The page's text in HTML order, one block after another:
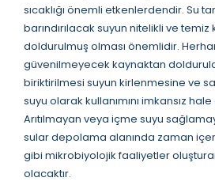
sıcaklığı önemli etkenlerdendir. Su
barındırılacak suyun nitelikli ve
doldurulmuş olması önemlidir.
güvenilmeyecek kaynaktan
biriktirilmesi suyun kirlenmesine ve
suyu olarak kullanımını imkansız
Arıtılmayan veya içme suyu
sular depolama alanında zaman
gibi mikrobiyolojik faaliyetler
olacaktır.